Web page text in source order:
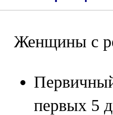
Женщины с
первых 5